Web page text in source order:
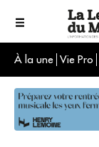
À la une Vie Pro